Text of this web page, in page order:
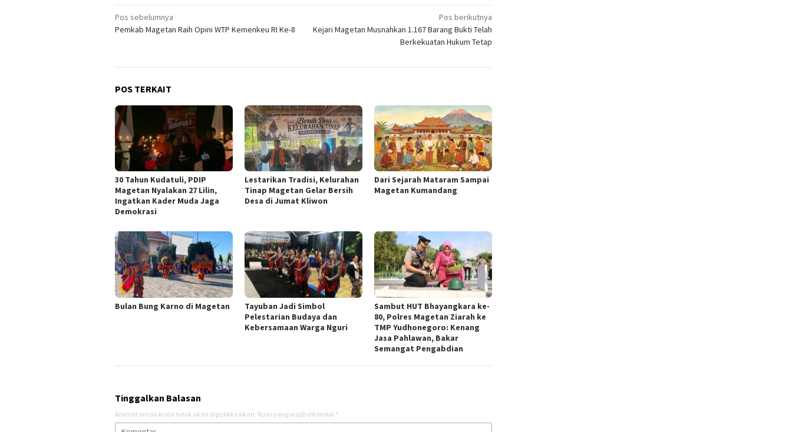
Navigasi
pos
Pos sebelumnya
Pemkab Magetan Raih Opini WTP Kemenkeu RI Ke-8
Pos berikutnya
Kejari Magetan Musnahkan 1.167 Barang Bukti Telah
Berkekuatan Hukum Tetap
POS TERKAIT
30 Tahun Kudatuli, PDIP
Magetan Nyalakan 27 Lilin,
Ingatkan Kader Muda Jaga
Demokrasi
Lestarikan Tradisi, Kelurahan
Tinap Magetan Gelar Bersih
Desa di Jumat Kliwon
Dari Sejarah Mataram Sampai
Magetan Kumandang
Bulan Bung Karno di Magetan
Tayuban Jadi Simbol
Pelestarian Budaya dan
Kebersamaan Warga Nguri
Sambut HUT Bhayangkara ke-
80, Polres Magetan Ziarah ke
TMP Yudhonegoro: Kenang
Jasa Pahlawan, Bakar
Semangat Pengabdian
Tinggalkan Balasan
Alamat email Anda tidak akan dipublikasikan. Ruas yang wajib ditandai *